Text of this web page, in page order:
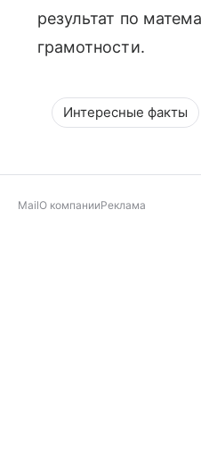
результат по
грамотности.
Интересные факты
MailО компанииРеклама